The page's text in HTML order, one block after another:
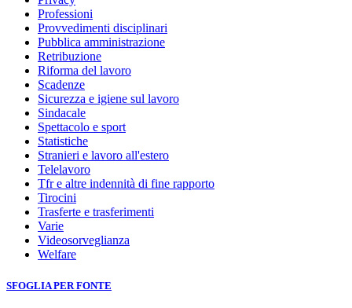
Professioni
Provvedimenti disciplinari
Pubblica amministrazione
Retribuzione
Riforma del lavoro
Scadenze
Sicurezza e igiene sul lavoro
Sindacale
Spettacolo e sport
Statistiche
Stranieri e lavoro all'estero
Telelavoro
Tfr e altre indennità di fine rapporto
Tirocini
Trasferte e trasferimenti
Varie
Videosorveglianza
Welfare
SFOGLIA PER FONTE